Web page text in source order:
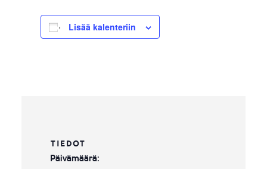
Lisää kalenteriin
TIEDOT
Päivämäärä: